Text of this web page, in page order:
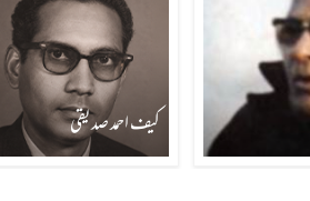
کیف احمد صدیقی